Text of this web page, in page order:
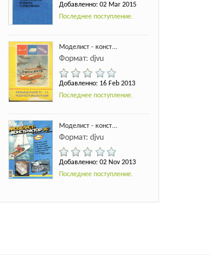
Добавленно: 02 Mar 2015
Последнее поступление.
Моделист - конст...
Формат: djvu
Добавленно: 16 Feb 2013
Последнее поступление.
Моделист - конст...
Формат: djvu
Добавленно: 02 Nov 2013
Последнее поступление.